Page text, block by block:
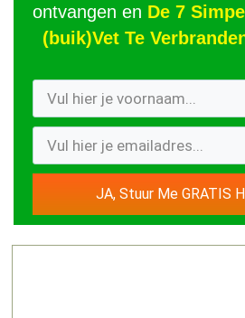
ontvangen en De 7
(buik)Vet Te
JA, Stuur Me GRATIS